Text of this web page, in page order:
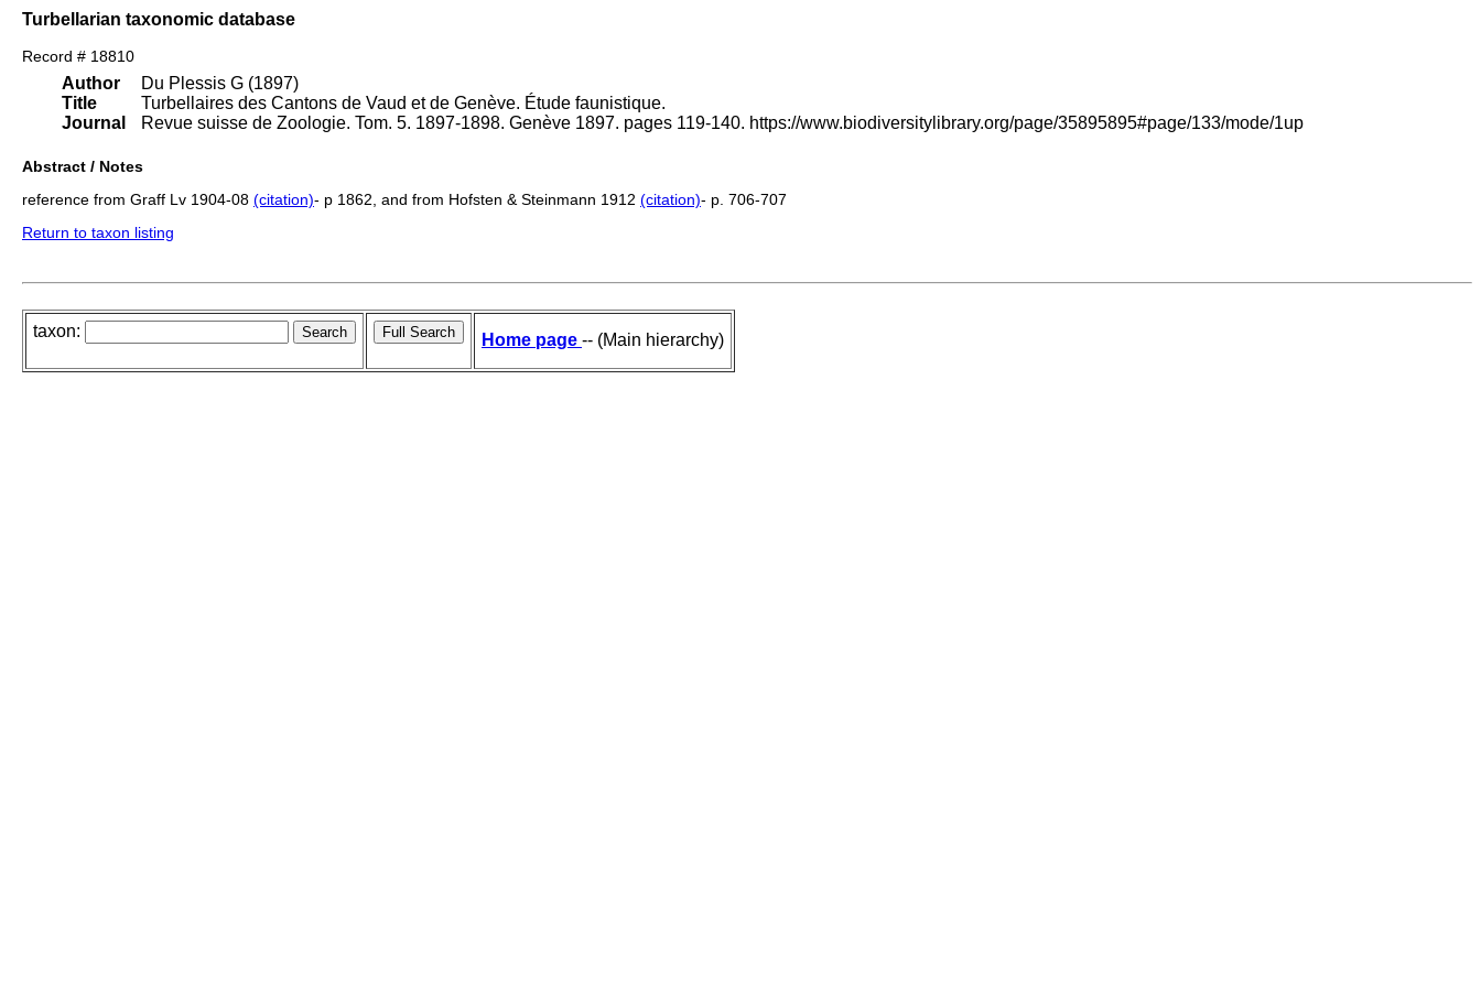
Turbellarian taxonomic database
Record # 18810
Author
Title
Journal
Du Plessis G (1897)
Turbellaires des Cantons de Vaud et de Genève. Étude faunistique.
Revue suisse de Zoologie. Tom. 5. 1897-1898. Genève 1897. pages 119-140. https://www.biodiversitylibrary.org/page/35895895#page/133/mode/1up
Abstract / Notes
reference from Graff Lv 1904-08 (citation)- p 1862, and from Hofsten & Steinmann 1912 (citation)- p. 706-707
Return to taxon listing
taxon: Home page -- (Main hierarchy)